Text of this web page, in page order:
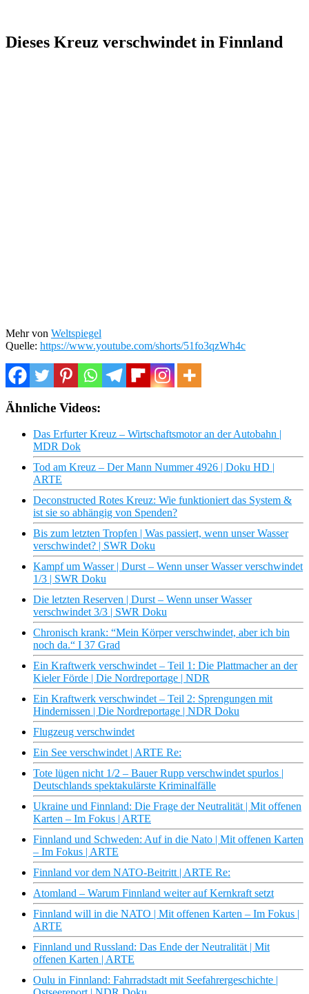
Dieses Kreuz verschwindet in Finnland
Mehr von Weltspiegel
Quelle: https://www.youtube.com/shorts/51fo3qzWh4c
Ähnliche Videos:
Das Erfurter Kreuz – Wirtschaftsmotor an der Autobahn |
MDR Dok
Tod am Kreuz – Der Mann Nummer 4926 | Doku HD |
ARTE
Deconstructed Rotes Kreuz: Wie funktioniert das System &
ist sie so abhängig von Spenden?
Bis zum letzten Tropfen | Was passiert, wenn unser Wasser
verschwindet? | SWR Doku
Kampf um Wasser | Durst – Wenn unser Wasser verschwindet
1/3 | SWR Doku
Die letzten Reserven | Durst – Wenn unser Wasser
verschwindet 3/3 | SWR Doku
Chronisch krank: “Mein Körper verschwindet, aber ich bin
noch da.“ I 37 Grad
Ein Kraftwerk verschwindet – Teil 1: Die Plattmacher an der
Kieler Förde | Die Nordreportage | NDR
Ein Kraftwerk verschwindet – Teil 2: Sprengungen mit
Hindernissen | Die Nordreportage | NDR Doku
Flugzeug verschwindet
Ein See verschwindet | ARTE Re:
Tote lügen nicht 1/2 – Bauer Rupp verschwindet spurlos |
Deutschlands spektakulärste Kriminalfälle
Ukraine und Finnland: Die Frage der Neutralität | Mit offenen
Karten – Im Fokus | ARTE
Finnland und Schweden: Auf in die Nato | Mit offenen Karten
– Im Fokus | ARTE
Finnland vor dem NATO-Beitritt | ARTE Re:
Atomland – Warum Finnland weiter auf Kernkraft setzt
Finnland will in die NATO | Mit offenen Karten – Im Fokus |
ARTE
Finnland und Russland: Das Ende der Neutralität | Mit
offenen Karten | ARTE
Oulu in Finnland: Fahrradstadt mit Seefahrergeschichte |